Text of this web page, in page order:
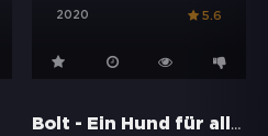
2020 5.6
Bolt - Ein Hund für alle Fälle